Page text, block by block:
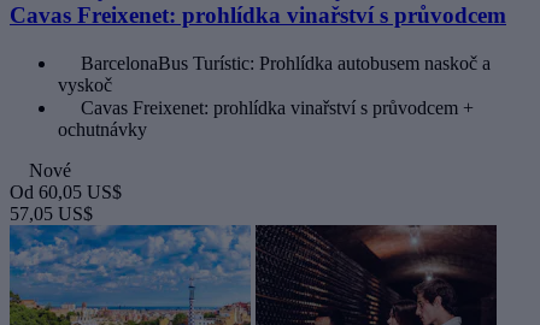
Cavas Freixenet: prohlídka vinařství s průvodcem
BarcelonaBus Turístic: Prohlídka autobusem naskoč a
vyskoč
Cavas Freixenet: prohlídka vinařství s průvodcem +
ochutnávky
Nové
Od 60,05 US$
57,05 US$